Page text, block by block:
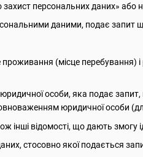
персональних даних» або
даними, подає
проживання (місце
особи, яка подає запит,
юридичної особи
інші відомості, що дають
стосовно якої подається